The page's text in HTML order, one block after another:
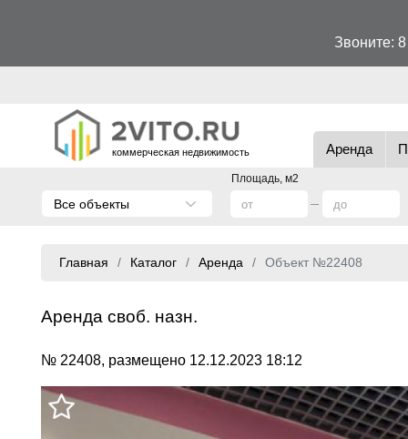
Звоните:
коммерческая недвижимость Аренда
Площадь, м2
Все объекты
Главная Каталог Аренда Объект №22408
Аренда своб. назн.
№ 22408, размещено 12.12.2023 18:12